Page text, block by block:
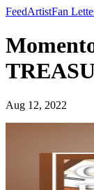
FeedArtistFan
Aug 12, 2022